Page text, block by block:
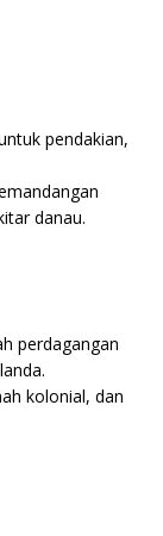
pendakian,
danau.
perdagangan
kolonial, dan